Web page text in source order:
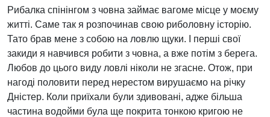
Рибалка спінінгом з човна займає вагоме місце у моєму
житті. Саме так я розпочинав свою риболовну історію.
Тато брав мене з собою на ловлю щуки. І перші свої
закиди я навчився робити з човна, а вже потім з берега.
Любов до цього виду ловлі ніколи не згасне. Отож, при
нагоді половити перед нерестом вирушаємо на річку
Дністер. Коли приїхали були здивовані, адже більша
частина водойми була ще покрита тонкою кригою не